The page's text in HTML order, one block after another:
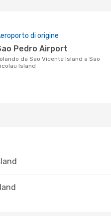
di origine
Sao Pedro Airport
Island